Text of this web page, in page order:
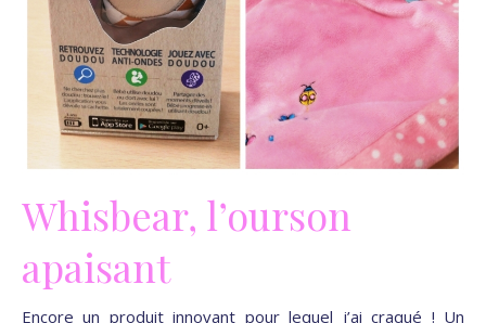
Whisbear, l’ourson
apaisant
Encore un produit innovant pour lequel j’ai craqué ! Un